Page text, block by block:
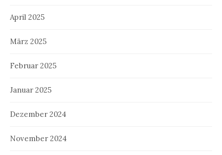
April 2025
März 2025
Februar 2025
Januar 2025
Dezember 2024
November 2024